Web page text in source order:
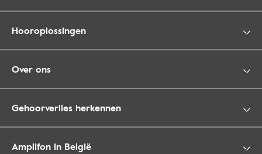
Hooroplossingen
Over ons
Gehoorverlies herkennen
Amplifon in België